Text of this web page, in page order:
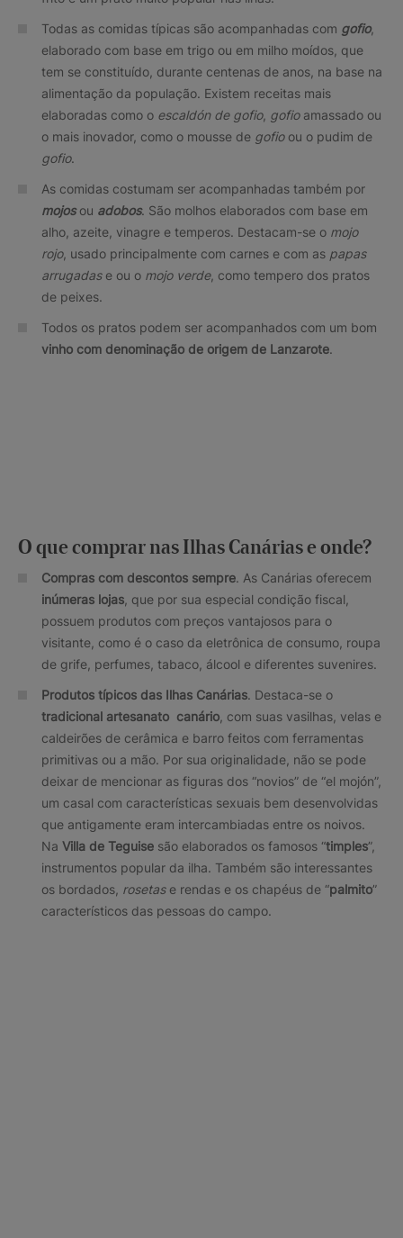
Todas as comidas típicas são acompanhadas com gofio,
elaborado com base em trigo ou em milho moídos, que
tem se constituído, durante centenas de anos, na base na
alimentação da população. Existem receitas mais
elaboradas como o escaldón de gofio, gofio amassado ou
o mais inovador, como o mousse de gofioou o pudim de
gofio.
As comidas costumam ser acompanhadas também por
mojosou adobos. São molhos elaborados com base em
alho, azeite, vinagre e temperos. Destacam-se o mojo
rojo, usado principalmente com carnes e com as papas
arrugadase ou o mojo verde, como tempero dos pratos
de peixes.
Todos os pratos podem ser acompanhados com um bom
vinho com denominação de origem de Lanzarote.
O que comprar nas Ilhas Canárias e onde?
Compras com descontos sempre. As Canárias oferecem
inúmeras lojas , que por sua especial condição fiscal,
possuem produtos com preços vantajosos para o
visitante, como é o caso da eletrônica de consumo, roupa
de grife, perfumes, tabaco, álcool e diferentes suvenires.
Produtos típicos das Ilhas Canárias. Destaca-se o
tradicional artesanato canário , com suas vasilhas, velas e
caldeirões de cerâmica e barro feitos com ferramentas
primitivas ou a mão. Por sua originalidade, não se pode
deixar de mencionar as figuras dos “novios” de “el mojón”,
um casal com características sexuais bem desenvolvidas
que antigamente eram intercambiadas entre os noivos.
Na Villa de Teguise são elaborados os famosos “timples”,
instrumentos popular da ilha. Também são interessantes
os bordados, rosetase rendas e os chapéus de “palmito”
característicos das pessoas do campo.